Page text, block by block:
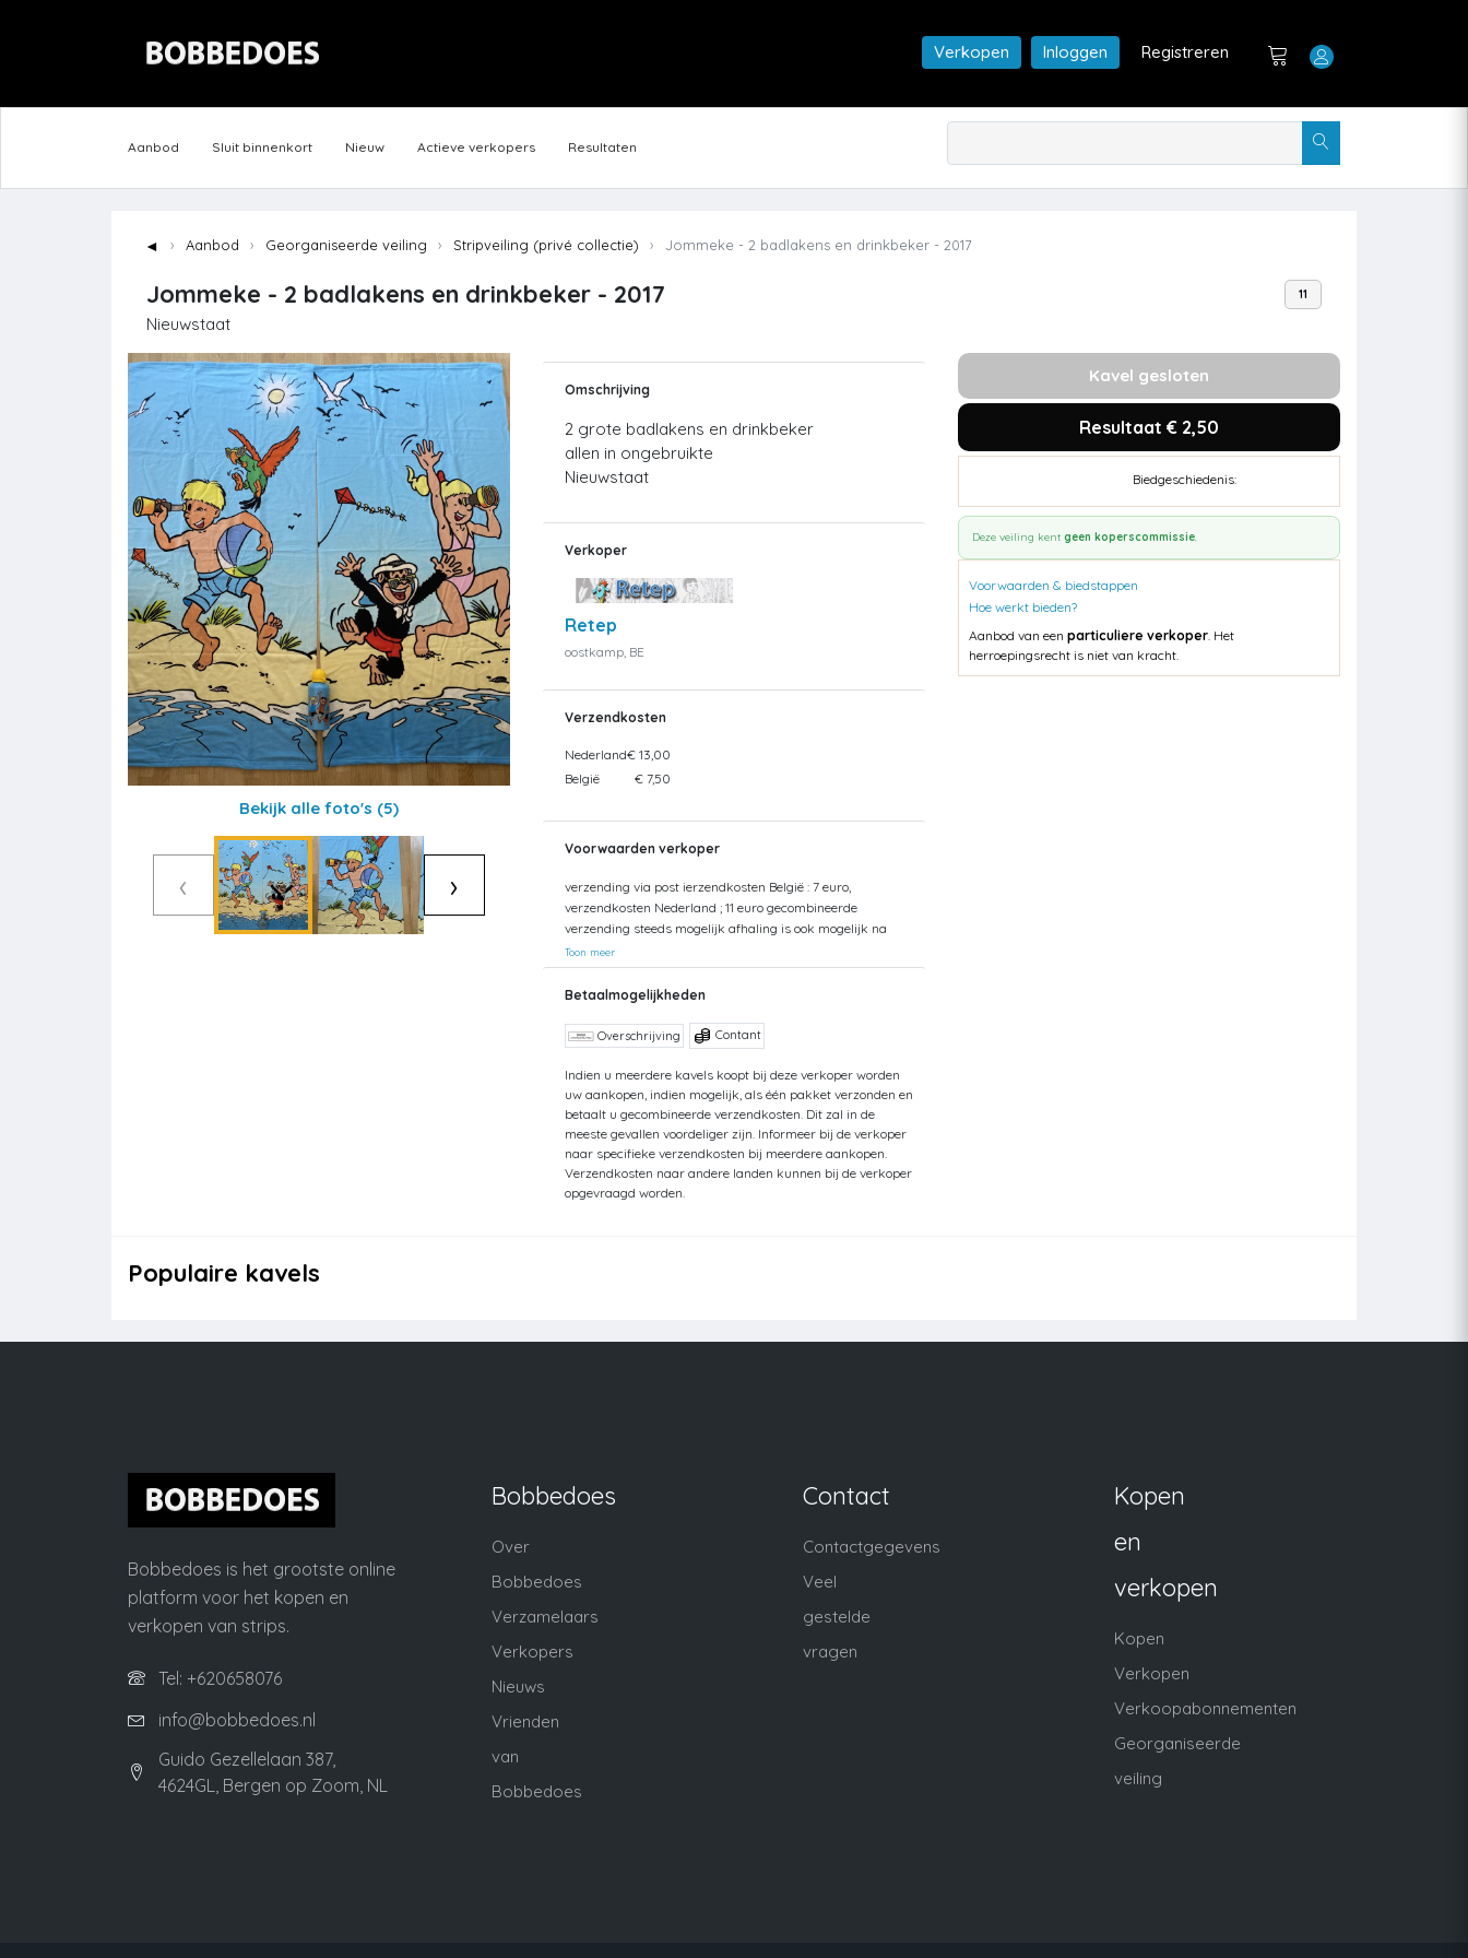
Verkopen Inloggen Registreren
Aanbod Sluit binnenkort Nieuw Actieve verkopers Resultaten
◄ Aanbod Georganiseerde veiling Stripveiling (privé collectie) Jommeke - 2 badlakens en drinkbeker - 2017
Jommeke - 2 badlakens en drinkbeker - 2017
Nieuwstaat
11
Bekijk alle foto's (5)
‹ ›
Omschrijving
2 grote badlakens en drinkbeker
allen in ongebruikte
Nieuwstaat
Verkoper
Retep
oostkamp, BE
Verzendkosten
Nederland€ 13,00
België
€ 7,50
Voorwaarden verkoper
verzending via post ierzendkosten België : 7 euro,
verzendkosten Nederland ; 11 euro gecombineerde
verzending steeds mogelijk afhaling is ook mogelijk na
afspraak
Toon meer
Betaalmogelijkheden
Overschrijving Contant
Indien u meerdere kavels koopt bij deze verkoper worden
uw aankopen, indien mogelijk, als één pakket verzonden en
betaalt u gecombineerde verzendkosten. Dit zal in de
meeste gevallen voordeliger zijn. Informeer bij de verkoper
naar specifieke verzendkosten bij meerdere aankopen.
Verzendkosten naar andere landen kunnen bij de verkoper
opgevraagd worden.
Kavel gesloten
Resultaat € 2,50
Biedgeschiedenis:
Deze veiling kent geen koperscommissie.
Voorwaarden & biedstappen
Hoe werkt bieden?
Aanbod van een particuliere verkoper. Het
herroepingsrecht is niet van kracht.
Populaire kavels
Bobbedoes is het grootste online
platform voor het kopen en
verkopen van strips.
Tel: +620658076
info@bobbedoes.nl
Guido Gezellelaan 387,
4624GL, Bergen op Zoom, NL
Bobbedoes
Over
Bobbedoes
Verzamelaars
Verkopers
Nieuws
Vrienden
van
Bobbedoes
Contact
Contactgegevens
Veel
gestelde
vragen
Kopen
en
verkopen
Kopen
Verkopen
Verkoopabonnementen
Georganiseerde
veiling